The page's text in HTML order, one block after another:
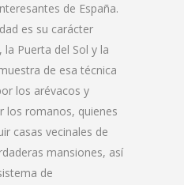
de España.
es su carácter
Puerta del Sol y la
de esa técnica
los arévacos y
los romanos, quienes
casas vecinales de
mansiones, así
de